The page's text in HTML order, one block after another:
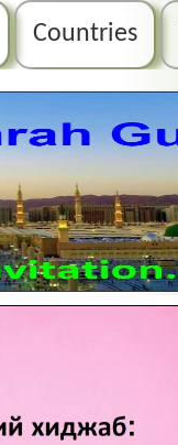
Countries